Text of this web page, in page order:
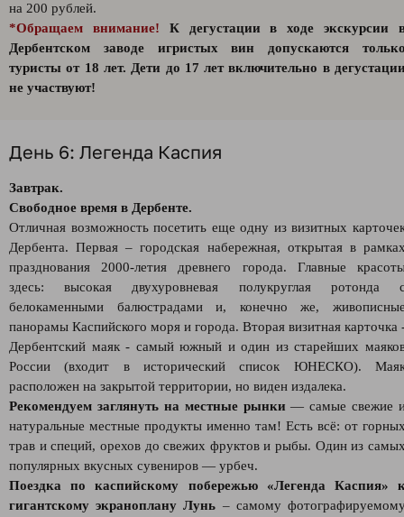
на 200 рублей.
*Обращаем внимание!
К дегустации в ходе экскурсии
Дербентском заводе игристых вин допускаются
туристы от 18 лет. Дети до 17 лет включительно в
не участвуют!
День 6: Легенда Каспия
Завтрак.
Свободное время в Дербенте.
Отличная возможность посетить еще одну из визитных
Дербента. Первая – городская набережная, открытая в
празднования 2000-летия древнего города. Главные
здесь: высокая двухуровневая полукруглая ротонда
белокаменными балюстрадами и, конечно же,
панорамы Каспийского моря и города. Вторая визитная карточка
Дербентский маяк - самый южный и один из старейших
России (входит в исторический список ЮНЕСКО).
расположен на закрытой территории, но виден издалека.
Рекомендуем заглянуть на местные рынки — самые свежие
натуральные местные продукты именно там! Есть всё: от
трав и специй, орехов до свежих фруктов и рыбы. Один из
популярных вкусных сувениров — урбеч.
Поездка по каспийскому побережью «Легенда Каспия»
гигантскому экраноплану Лунь – самому